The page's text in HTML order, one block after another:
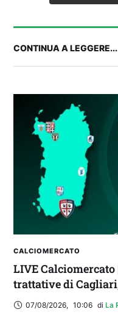
Balliana: “Firmare
Real Madrid.
CONTINUA A LEGGERE...
CALCIOMERCATO
LIVE
trattative di
07/08/2026, 10:06 di La